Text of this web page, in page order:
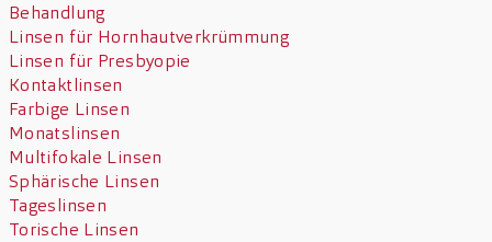
Behandlung
Linsen für Hornhautverkrümmung
Linsen für Presbyopie
Kontaktlinsen
Farbige Linsen
Monatslinsen
Multifokale Linsen
Sphärische Linsen
Tageslinsen
Torische Linsen